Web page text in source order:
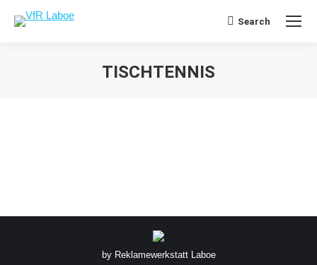
Search:
Search
TISCHTENNIS
by Reklamewerkstatt Laboe